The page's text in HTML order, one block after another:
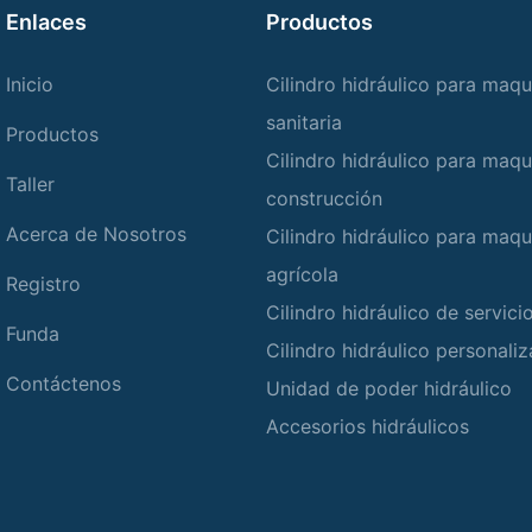
Enlaces
Inicio
Productos
Taller
Acerca de Nosotros
Registro
Funda
Contáctenos
Productos
Cilindro hidráulico para
sanitaria
Cilindro hidráulico para
construcción
Cilindro hidráulico para
agrícola
Cilindro hidráulico de
Cilindro hidráulico
Unidad de poder hidráulico
Accesorios hidráulicos